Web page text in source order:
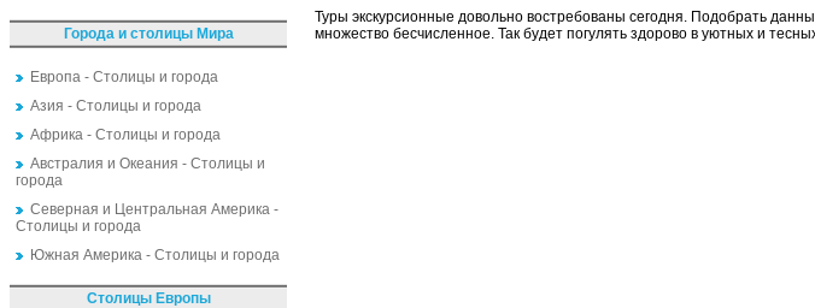
Города и столицы Мира
Европа - Столицы и города
Азия - Столицы и города
Африка - Столицы и города
Австралия и Океания - Столицы и
города
Северная и Центральная Америка -
Столицы и города
Южная Америка - Столицы и города
Столицы Европы
Туры экскурсионные довольно востребованы сегодня. Подобрать
множество бесчисленное. Так будет погулять здорово в уютных и